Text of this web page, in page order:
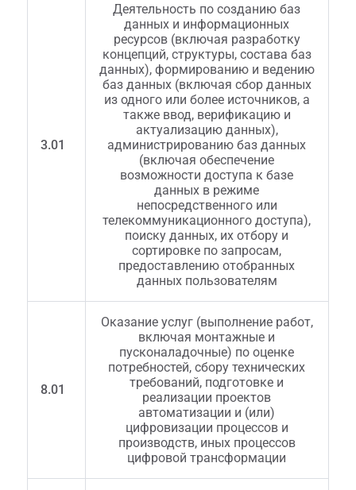
3.01
Деятельность по созданию баз
данных и информационных
ресурсов (включая разработку
концепций, структуры, состава баз
данных), формированию и ведению
баз данных (включая сбор данных
из одного или более источников, а
также ввод, верификацию и
актуализацию данных),
администрированию баз данных
(включая обеспечение
возможности доступа к базе
данных в режиме
непосредственного или
телекоммуникационного доступа),
поиску данных, их отбору и
сортировке по запросам,
предоставлению отобранных
данных пользователям
8.01
Оказание услуг (выполнение работ,
включая монтажные и
пусконаладочные) по оценке
потребностей, сбору технических
требований, подготовке и
реализации проектов
автоматизации и (или)
цифровизации процессов и
производств, иных процессов
цифровой трансформации